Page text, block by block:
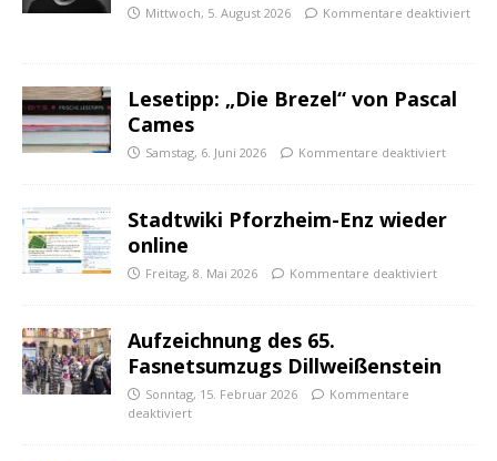
Mittwoch, 5. August 2026 Kommentare deaktiviert
Lesetipp: „Die Brezel“ von Pascal
Cames
Samstag, 6. Juni 2026 Kommentare deaktiviert
Stadtwiki Pforzheim-Enz wieder
online
Freitag, 8. Mai 2026 Kommentare deaktiviert
Aufzeichnung des 65.
Fasnetsumzugs Dillweißenstein
Sonntag, 15. Februar 2026
Kommentare
deaktiviert